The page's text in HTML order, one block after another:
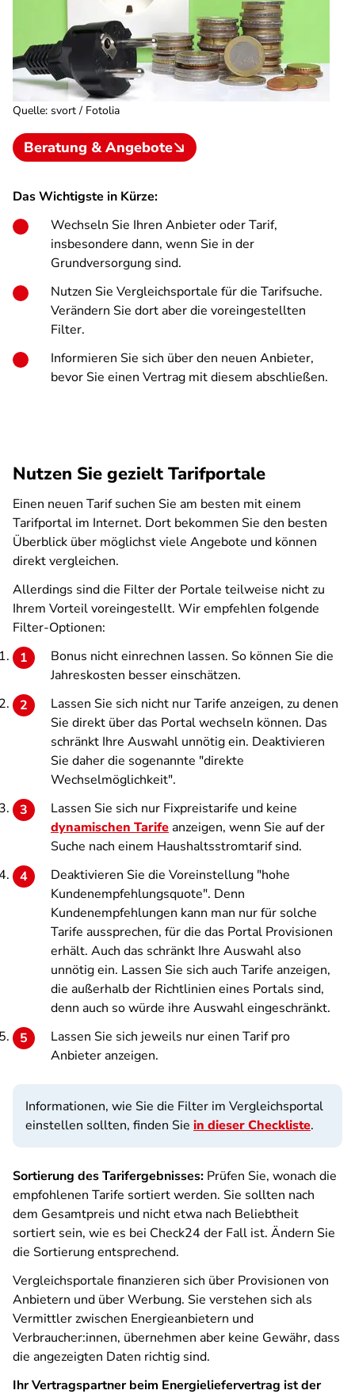
Quelle: svort / Fotolia
Beratung & Angebote
Das Wichtigste in Kürze:
Wechseln Sie Ihren Anbieter oder Tarif,
insbesondere dann, wenn Sie in der
Grundversorgung sind.
Nutzen Sie Vergleichsportale für die Tarifsuche.
Verändern Sie dort aber die voreingestellten
Filter.
Informieren Sie sich über den neuen Anbieter,
bevor Sie einen Vertrag mit diesem abschließen.
Nutzen Sie gezielt Tarifportale
Einen neuen Tarif suchen Sie am besten mit einem
Tarifportal im Internet. Dort bekommen Sie den besten
Überblick über möglichst viele Angebote und können
direkt vergleichen.
Allerdings sind die Filter der Portale teilweise nicht zu
Ihrem Vorteil voreingestellt. Wir empfehlen folgende
Filter-Optionen:
Bonus nicht einrechnen lassen. So können Sie die
Jahreskosten besser einschätzen.
Lassen Sie sich nicht nur Tarife anzeigen, zu denen
Sie direkt über das Portal wechseln können. Das
schränkt Ihre Auswahl unnötig ein. Deaktivieren
Sie daher die sogenannte "direkte
Wechselmöglichkeit".
Lassen Sie sich nur Fixpreistarife und keine
dynamischen Tarifeanzeigen, wenn Sie auf der
Suche nach einem Haushaltsstromtarif sind.
Deaktivieren Sie die Voreinstellung "hohe
Kundenempfehlungsquote". Denn
Kundenempfehlungen kann man nur für solche
Tarife aussprechen, für die das Portal Provisionen
erhält. Auch das schränkt Ihre Auswahl also
unnötig ein. Lassen Sie sich auch Tarife anzeigen,
die außerhalb der Richtlinien eines Portals sind,
denn auch so würde ihre Auswahl eingeschränkt.
Lassen Sie sich jeweils nur einen Tarif pro
Anbieter anzeigen.
Informationen, wie Sie die Filter im Vergleichsportal
einstellen sollten, finden Sie in dieser Checkliste.
Sortierung des Tarifergebnisses: Prüfen Sie, wonach die
empfohlenen Tarife sortiert werden. Sie sollten nach
dem Gesamtpreis und nicht etwa nach Beliebtheit
sortiert sein, wie es bei Check24 der Fall ist. Ändern Sie
die Sortierung entsprechend.
Vergleichsportale finanzieren sich über Provisionen von
Anbietern und über Werbung. Sie verstehen sich als
Vermittler zwischen Energieanbietern und
Verbraucher:innen, übernehmen aber keine Gewähr, dass
die angezeigten Daten richtig sind.
Ihr Vertragspartner beim Energieliefervertrag ist der